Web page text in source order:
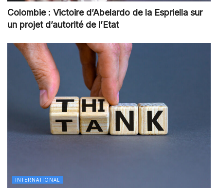
Colombie : Victoire d’Abelardo de la Espriella sur
un projet d’autorité de l’Etat
INTERNATIONAL